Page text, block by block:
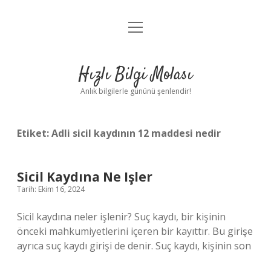
Anasayfa
Yasal Uyarı
menüyü
Hızlı Bilgi Molası
Anlık bilgilerle gününü şenlendir!
Etiket:Adli sicil kaydının 12 maddesi nedir
Sicil Kaydına Ne Işler
Tarih: Ekim 16, 2024
Sicil kaydına neler işlenir? Suç kaydı, bir kişinin
önceki mahkumiyetlerini içeren bir kayıttır. Bu girişe
ayrıca suç kaydı girişi de denir. Suç kaydı, kişinin son